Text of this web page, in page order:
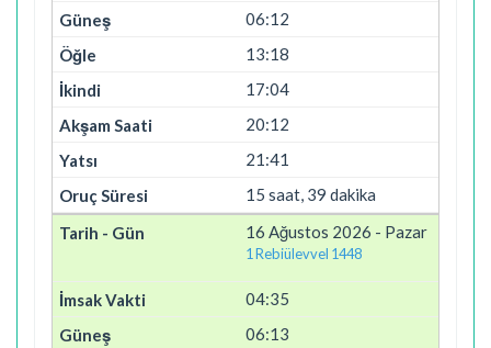
06:12
13:18
17:04
20:12
21:41
15 saat, 39 dakika
16 Ağustos 2026 - Pazar
1 Rebiülevvel 1448
04:35
06:13